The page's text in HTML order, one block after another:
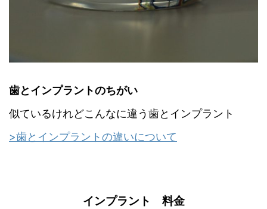
歯とインプラントのちがい
似ているけれどこんなに違う歯とインプラント
>歯とインプラントの違いについて
インプラント 料金